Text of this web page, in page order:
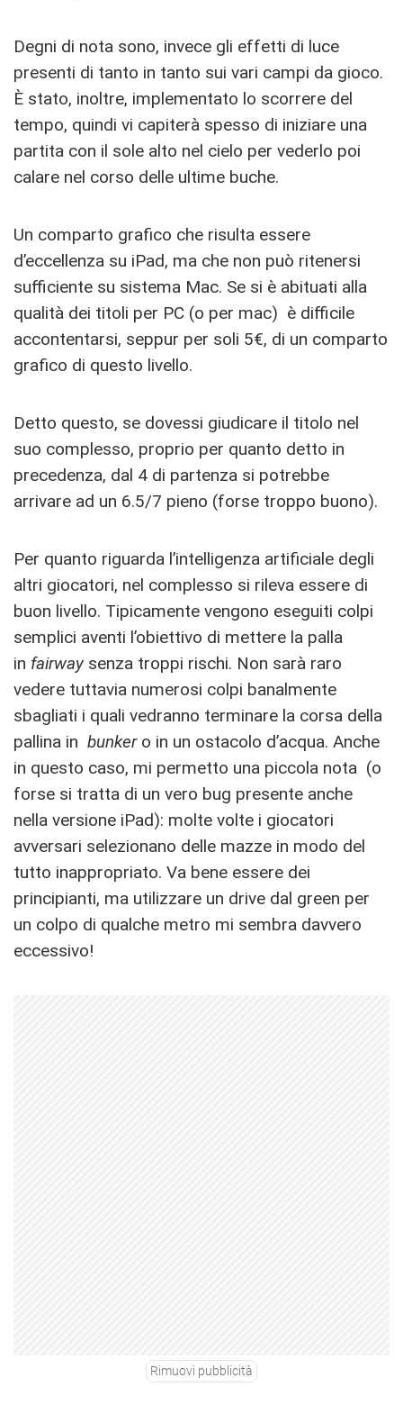
Degni di nota sono, invece gli effetti di luce
presenti di tanto in tanto sui vari campi da gioco.
È stato, inoltre, implementato lo scorrere del
tempo, quindi vi capiterà spesso di iniziare una
partita con il sole alto nel cielo per vederlo poi
calare nel corso delle ultime buche.
Un comparto grafico che risulta essere
d’eccellenza su iPad, ma che non può ritenersi
sufficiente su sistema Mac. Se si è abituati alla
qualità dei titoli per PC (o per mac) è difficile
accontentarsi, seppur per soli 5€, di un comparto
grafico di questo livello.
Detto questo, se dovessi giudicare il titolo nel
suo complesso, proprio per quanto detto in
precedenza, dal 4 di partenza si potrebbe
arrivare ad un 6.5/7 pieno (forse troppo buono).
Per quanto riguarda l’intelligenza artificiale degli
altri giocatori, nel complesso si rileva essere di
buon livello. Tipicamente vengono eseguiti colpi
semplici aventi l’obiettivo di mettere la palla
in fairway senza troppi rischi. Non sarà raro
vedere tuttavia numerosi colpi banalmente
sbagliati i quali vedranno terminare la corsa della
pallina in bunkero in un ostacolo d’acqua. Anche
in questo caso, mi permetto una piccola nota (o
forse si tratta di un vero bug presente anche
nella versione iPad): molte volte i giocatori
avversari selezionano delle mazze in modo del
tutto inappropriato. Va bene essere dei
principianti, ma utilizzare un drive dal green per
un colpo di qualche metro mi sembra davvero
eccessivo!
Rimuovi pubblicità